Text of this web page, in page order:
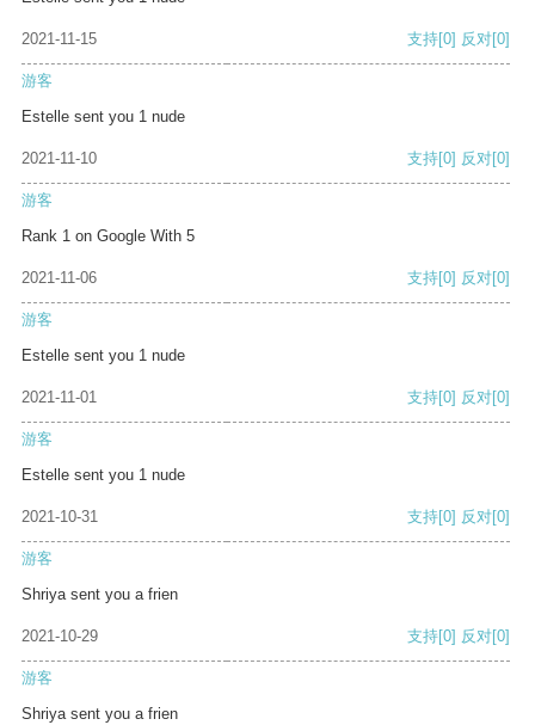
2021-11-15 支持[0] 反对[0]
游客
Estelle sent you 1 nude
2021-11-10 支持[0] 反对[0]
游客
Rank 1 on Google With 5
2021-11-06 支持[0] 反对[0]
游客
Estelle sent you 1 nude
2021-11-01 支持[0] 反对[0]
游客
Estelle sent you 1 nude
2021-10-31 支持[0] 反对[0]
游客
Shriya sent you a frien
2021-10-29 支持[0] 反对[0]
游客
Shriya sent you a frien